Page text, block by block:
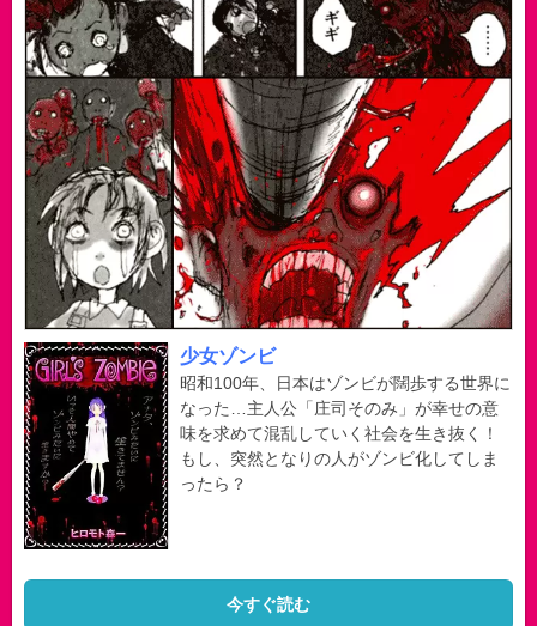
少女ゾンビ
昭和100年、日本はゾンビが闊歩する世界に
なった…主人公「庄司そのみ」が幸せの意
味を求めて混乱していく社会を生き抜く！
もし、突然となりの人がゾンビ化してしま
ったら？
今すぐ読む